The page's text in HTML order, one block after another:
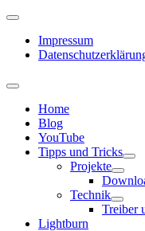
Impressum
Home
Blog
YouTube
Tipps und Tricks
Projekte
Technik
Treiber
Lightburn